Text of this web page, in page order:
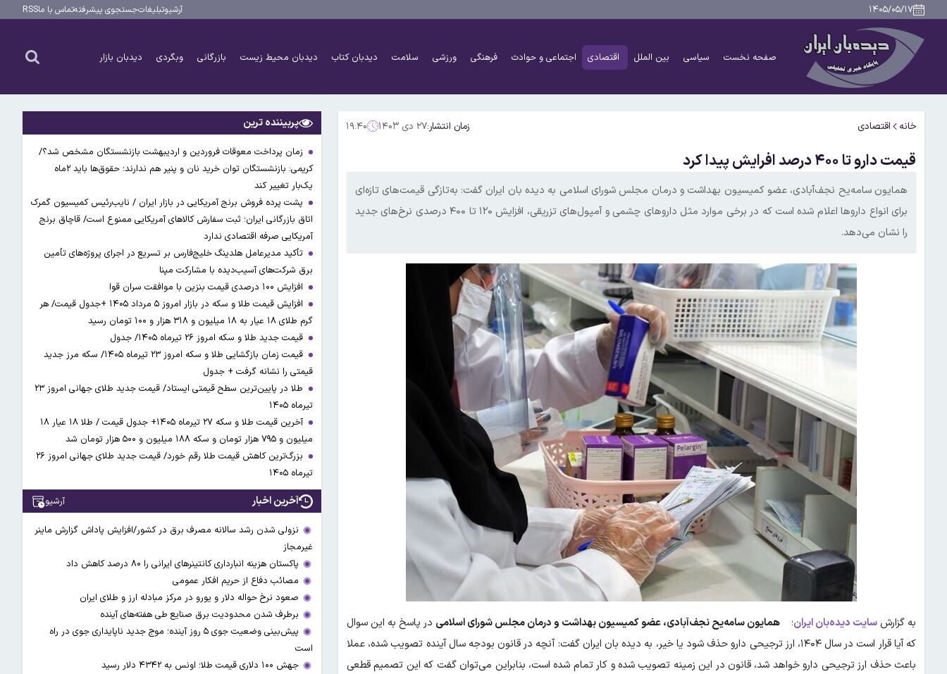
۱۴۰۵/۰۵/۱۷ آرشیوتبلیغاتجستجوی پیشرفتهتماس با ماRSS
صفحه نخست سیاسی بین الملل اقتصادی اجتماعی و حوادث فرهنگی ورزشی سلامت دیدبان کتاب دیدبان محیط زیست بازرگانی وبگردی دیدبان بازار
خانه اقتصادی زمان انتشار:۲۷ دی ۱۴۰۳ ۱۹:۴۰
قیمت دارو تا ۴۰۰ درصد افرایش پیدا کرد
همایون سامه‌یح نجف‌آبادی، عضو کمیسیون بهداشت و درمان مجلس شورای اسلامی به دیده بان ایران گفت: به‌تازگی قیمت‌های تازه‌ای
برای انواع داروها اعلام شده است که در برخی موارد مثل داروهای چشمی و آمپول‌های تزریقی، افزایش ۱۲۰ تا ۴۰۰ درصدی نرخ‌های جدید
را نشان می‌دهد.
به گزارشسایت دیده‌بان ایران؛ همایون سامه‌یح نجف‌آبادی، عضو کمیسیون بهداشت و درمان مجلس شورای اسلامی در پاسخ به این سوال
که آیا قرار است در سال ۱۴۰۴، ارز ترجیحی دارو حذف شود یا خیر، به دیده بان ایران گفت: آنچه در قانون بودجه سال آینده تصویب شده، عملا
باعث حذف ارز ترجیحی دارو خواهد شد، قانون در این زمینه تصویب شده و کار تمام شده است، بنابراین می‌توان گفت که این تصمیم قطعی
پربیننده ترین
زمان پرداخت معوقات فروردین و اردیبهشت بازنشستگان مشخص شد؟/
کریمی: بازنشستگان توان خرید نان و پنیر هم ندارند؛ حقوق‌ها باید ۲ماه
یک‌بار تغییر کند
پشت پرده فروش برنج آمریکایی در بازار ایران / نایب‌رئیس کمیسیون گمرک
اتاق بازرگانی ایران؛ ثبت سفارش کالاهای آمریکایی ممنوع است/ قاچاق برنج
آمریکایی صرفه اقتصادی ندارد
تأکید مدیرعامل هلدینگ خلیج‌فارس بر تسریع در اجرای پروژه‌های تأمین
برق شرکت‌های آسیب‌دیده با مشارکت مپنا
افزایش ۱۰۰ درصدی قیمت بنزین با موافقت سران قوا
افزایش قیمت طلا و سکه در بازار امروز ۵ مرداد ۱۴۰۵ +جدول قیمت/ هر
گرم طلای ۱۸ عیار به ۱۸ میلیون و ۳۱۸ هزار و ۱۰۰ تومان رسید
قیمت جدید طلا و سکه امروز ۲۶ تیرماه ۱۴۰۵/ جدول
قیمت زمان بازگشایی طلا و سکه امروز ۲۳ تیرماه ۱۴۰۵/ سکه مرز جدید
قیمتی را نشانه گرفت + جدول
طلا در پایین‌ترین سطح قیمتی ایستاد/ قیمت جدید طلای جهانی امروز ۲۳
تیرماه ۱۴۰۵
آخرین قیمت طلا و سکه ۲۷ تیرماه ۱۴۰۵+ جدول قیمت / طلا ۱۸ عیار ۱۸
میلیون و ۷۹۵ هزار تومان و سکه ۱۸۸ میلیون و ۵۰۰ هزار تومان شد
بزرگ‌ترین کاهش قیمت طلا رقم خورد/ قیمت جدید طلای جهانی امروز ۲۶
تیرماه ۱۴۰۵
آخرین اخبار آرشیو
نزولی شدن رشد سالانه مصرف برق در کشور/افزایش پاداش گزارش ماینر
غیرمجاز
پاکستان هزینه انبارداری کانتینرهای ایرانی را ۸۰ درصد کاهش داد
مصائب دفاع از حریم افکار عمومی
صعود نرخ حواله دلار و یورو در مرکز مبادله ارز و طلای ایران
برطرف شدن محدودیت‌ برق صنایع طی هفته‌های آینده
پیش‌بینی وضعیت جوی ۵ روز آینده؛ موج جدید ناپایداری جوی در راه
است
جهش ۱۰۰ دلاری قیمت طلا؛ اونس به ۴۳۴۲ دلار رسید